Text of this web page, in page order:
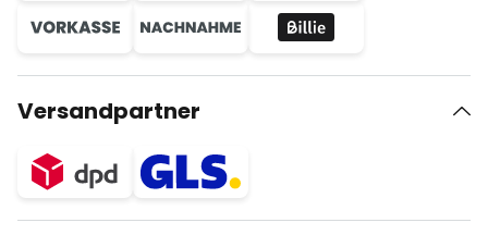
Versandpartner